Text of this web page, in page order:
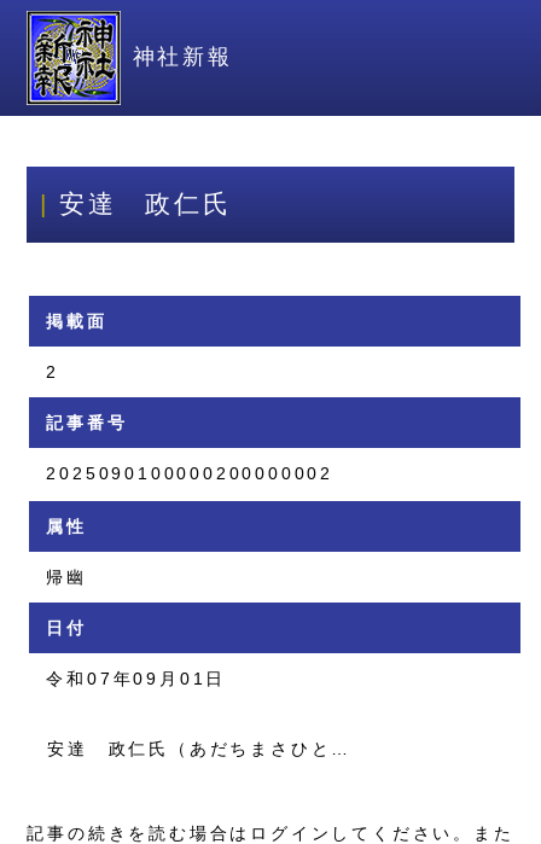
神社新報
安達 政仁氏
掲載面
2
記事番号
2025090100000200000002
属性
帰幽
日付
令和07年09月01日
安達 政仁氏（あだちまさひと…
記事の続きを読む場合はログインしてください。また